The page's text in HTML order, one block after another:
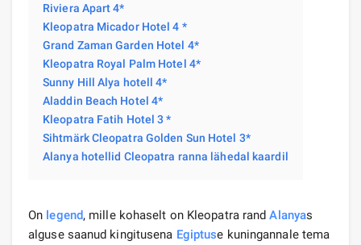
Riviera Apart 4*
Kleopatra Micador Hotel 4 *
Grand Zaman Garden Hotel 4*
Kleopatra Royal Palm Hotel 4*
Sunny Hill Alya hotell 4*
Aladdin Beach Hotel 4*
Kleopatra Fatih Hotel 3 *
Sihtmärk Cleopatra Golden Sun Hotel 3*
Alanya hotellid Cleopatra ranna lähedal kaardil
On legend, mille kohaselt on Kleopatra randAlanyas
alguse saanud kingitusena Egiptuse kuningannale tema